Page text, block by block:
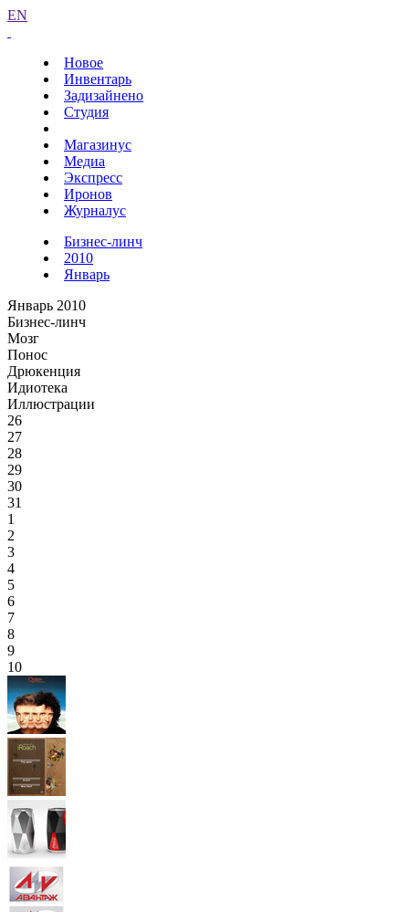
EN
Новое
Инвентарь
Задизайнено
Студия
Магазинус
Медиа
Экспресс
Иронов
Журналус
Бизнес-линч
2010
Январь
Январь 2010
Бизнес-линч
Мозг
Понос
Дрюкенция
Идиотека
Иллюстрации
26
27
28
29
30
31
1
2
3
4
5
6
7
8
9
10